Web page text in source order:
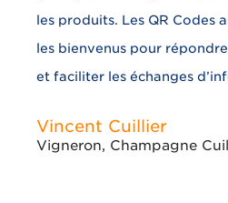
la règlementation et réussir
grâce au QR Code
à une transparence accrue
Valérie Vincent